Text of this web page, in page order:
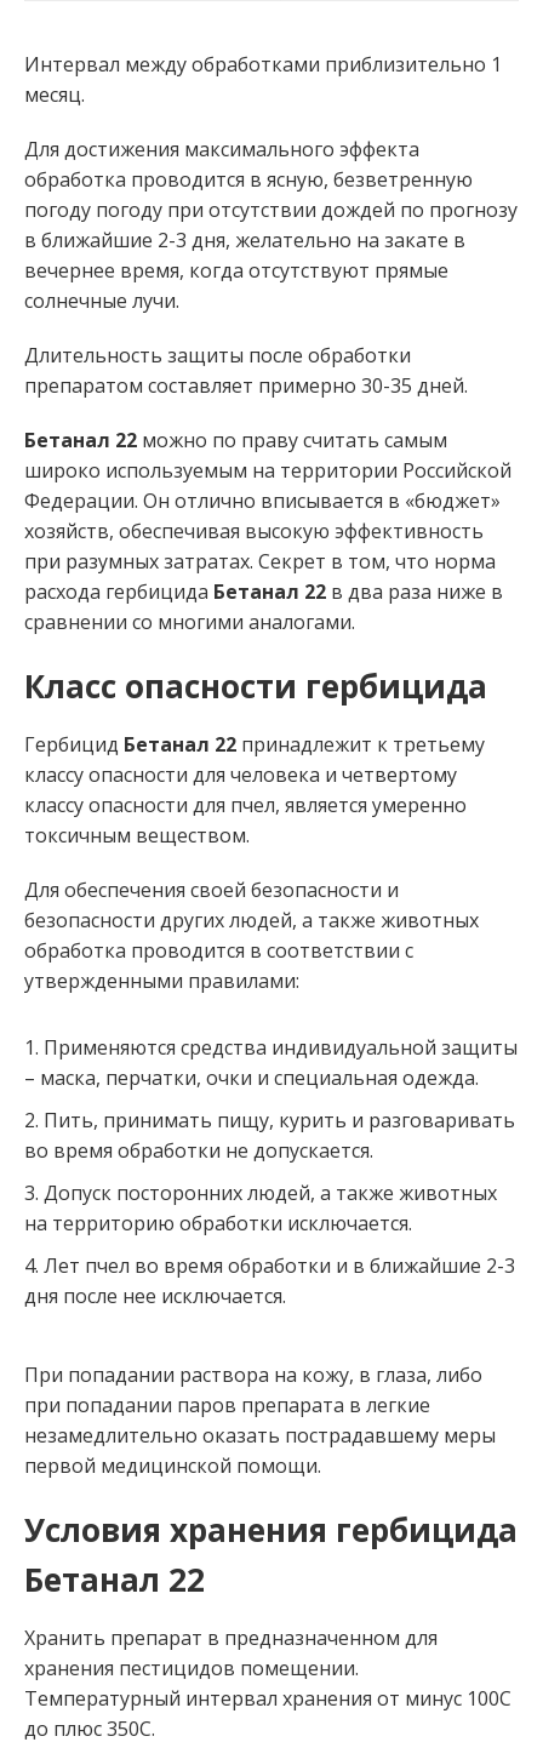
Интервал между обработками приблизительно 1
месяц.
Для достижения максимального эффекта
обработка проводится в ясную, безветренную
погоду погоду при отсутствии дождей по прогнозу
в ближайшие 2-3 дня, желательно на закате в
вечернее время, когда отсутствуют прямые
солнечные лучи.
Длительность защиты после обработки
препаратом составляет примерно 30-35 дней.
Бетанал 22 можно по праву считать самым
широко используемым на территории Российской
Федерации. Он отлично вписывается в «бюджет»
хозяйств, обеспечивая высокую эффективность
при разумных затратах. Секрет в том, что норма
расхода гербицида Бетанал 22 в два раза ниже в
сравнении со многими аналогами.
Класс опасности гербицида
Гербицид Бетанал 22 принадлежит к третьему
классу опасности для человека и четвертому
классу опасности для пчел, является умеренно
токсичным веществом.
Для обеспечения своей безопасности и
безопасности других людей, а также животных
обработка проводится в соответствии с
утвержденными правилами:
Применяются средства индивидуальной защиты
– маска, перчатки, очки и специальная одежда.
Пить, принимать пищу, курить и разговаривать
во время обработки не допускается.
Допуск посторонних людей, а также животных
на территорию обработки исключается.
Лет пчел во время обработки и в ближайшие 2-3
дня после нее исключается.
При попадании раствора на кожу, в глаза, либо
при попадании паров препарата в легкие
незамедлительно оказать пострадавшему меры
первой медицинской помощи.
Условия хранения гербицида
Бетанал 22
Хранить препарат в предназначенном для
хранения пестицидов помещении.
Температурный интервал хранения от минус 100С
до плюс 350С.